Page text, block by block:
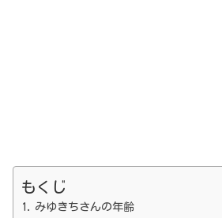
もくじ
みゆきちさんの年齢